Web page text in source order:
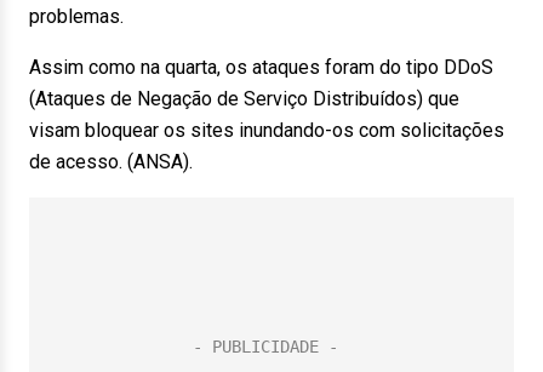
problemas.
Assim como na quarta, os ataques foram do tipo DDoS
(Ataques de Negação de Serviço Distribuídos) que
visam bloquear os sites inundando-os com solicitações
de acesso. (ANSA).